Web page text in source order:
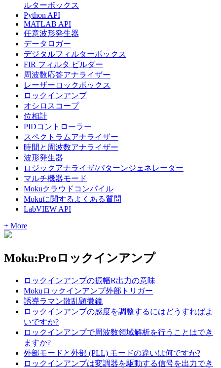
ルターボックス
Python API
MATLAB API
任意波形発生器
データロガー
デジタルフィルターボックス
FIR フィルタ ビルダー
周波数応答アナライザー
レーザーロックボックス
ロックインアンプ
オシロスコープ
位相計
PIDコントローラー
スペクトラムアナライザー
時間と周波数アナライザー
波形発生器
ロジックアナライザ/パターンジェネレーター
マルチ機器モード
Mokuクラウドコンパイル
Mokuに関するよくある質問
LabVIEW API
+ More
Moku:Proロックインアンプ
ロックインアンプの振幅R出力の意味
Mokuロックインアンプ外部トリガー
誘導ラマン散乱顕微鏡
ロックインアンプの感度を調整するにはどうすればよ
いですか?
ロックインアンプで周波数領域解析を行うことはでき
ますか?
外部モードと外部 (PLL) モードの違いは何ですか?
ロックインアンプは変調器を駆動する信号を出力でき